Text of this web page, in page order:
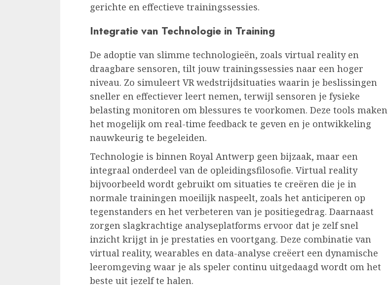
gerichte en effectieve trainingssessies.
Integratie van Technologie in Training
De adoptie van slimme technologieën, zoals virtual reality en
draagbare sensoren, tilt jouw trainingssessies naar een hoger
niveau. Zo simuleert VR wedstrijdsituaties waarin je beslissingen
sneller en effectiever leert nemen, terwijl sensoren je fysieke
belasting monitoren om blessures te voorkomen. Deze tools maken
het mogelijk om real-time feedback te geven en je ontwikkeling
nauwkeurig te begeleiden.
Technologie is binnen Royal Antwerp geen bijzaak, maar een
integraal onderdeel van de opleidingsfilosofie. Virtual reality
bijvoorbeeld wordt gebruikt om situaties te creëren die je in
normale trainingen moeilijk naspeelt, zoals het anticiperen op
tegenstanders en het verbeteren van je positiegedrag. Daarnaast
zorgen slagkrachtige analyseplatforms ervoor dat je zelf snel
inzicht krijgt in je prestaties en voortgang. Deze combinatie van
virtual reality, wearables en data-analyse creëert een dynamische
leeromgeving waar je als speler continu uitgedaagd wordt om het
beste uit jezelf te halen.